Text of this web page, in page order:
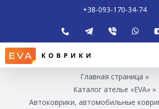
+38-093-170-34-74
Главная страница »
Каталог ателье «EVA» »
Автоковрики, автомобильные